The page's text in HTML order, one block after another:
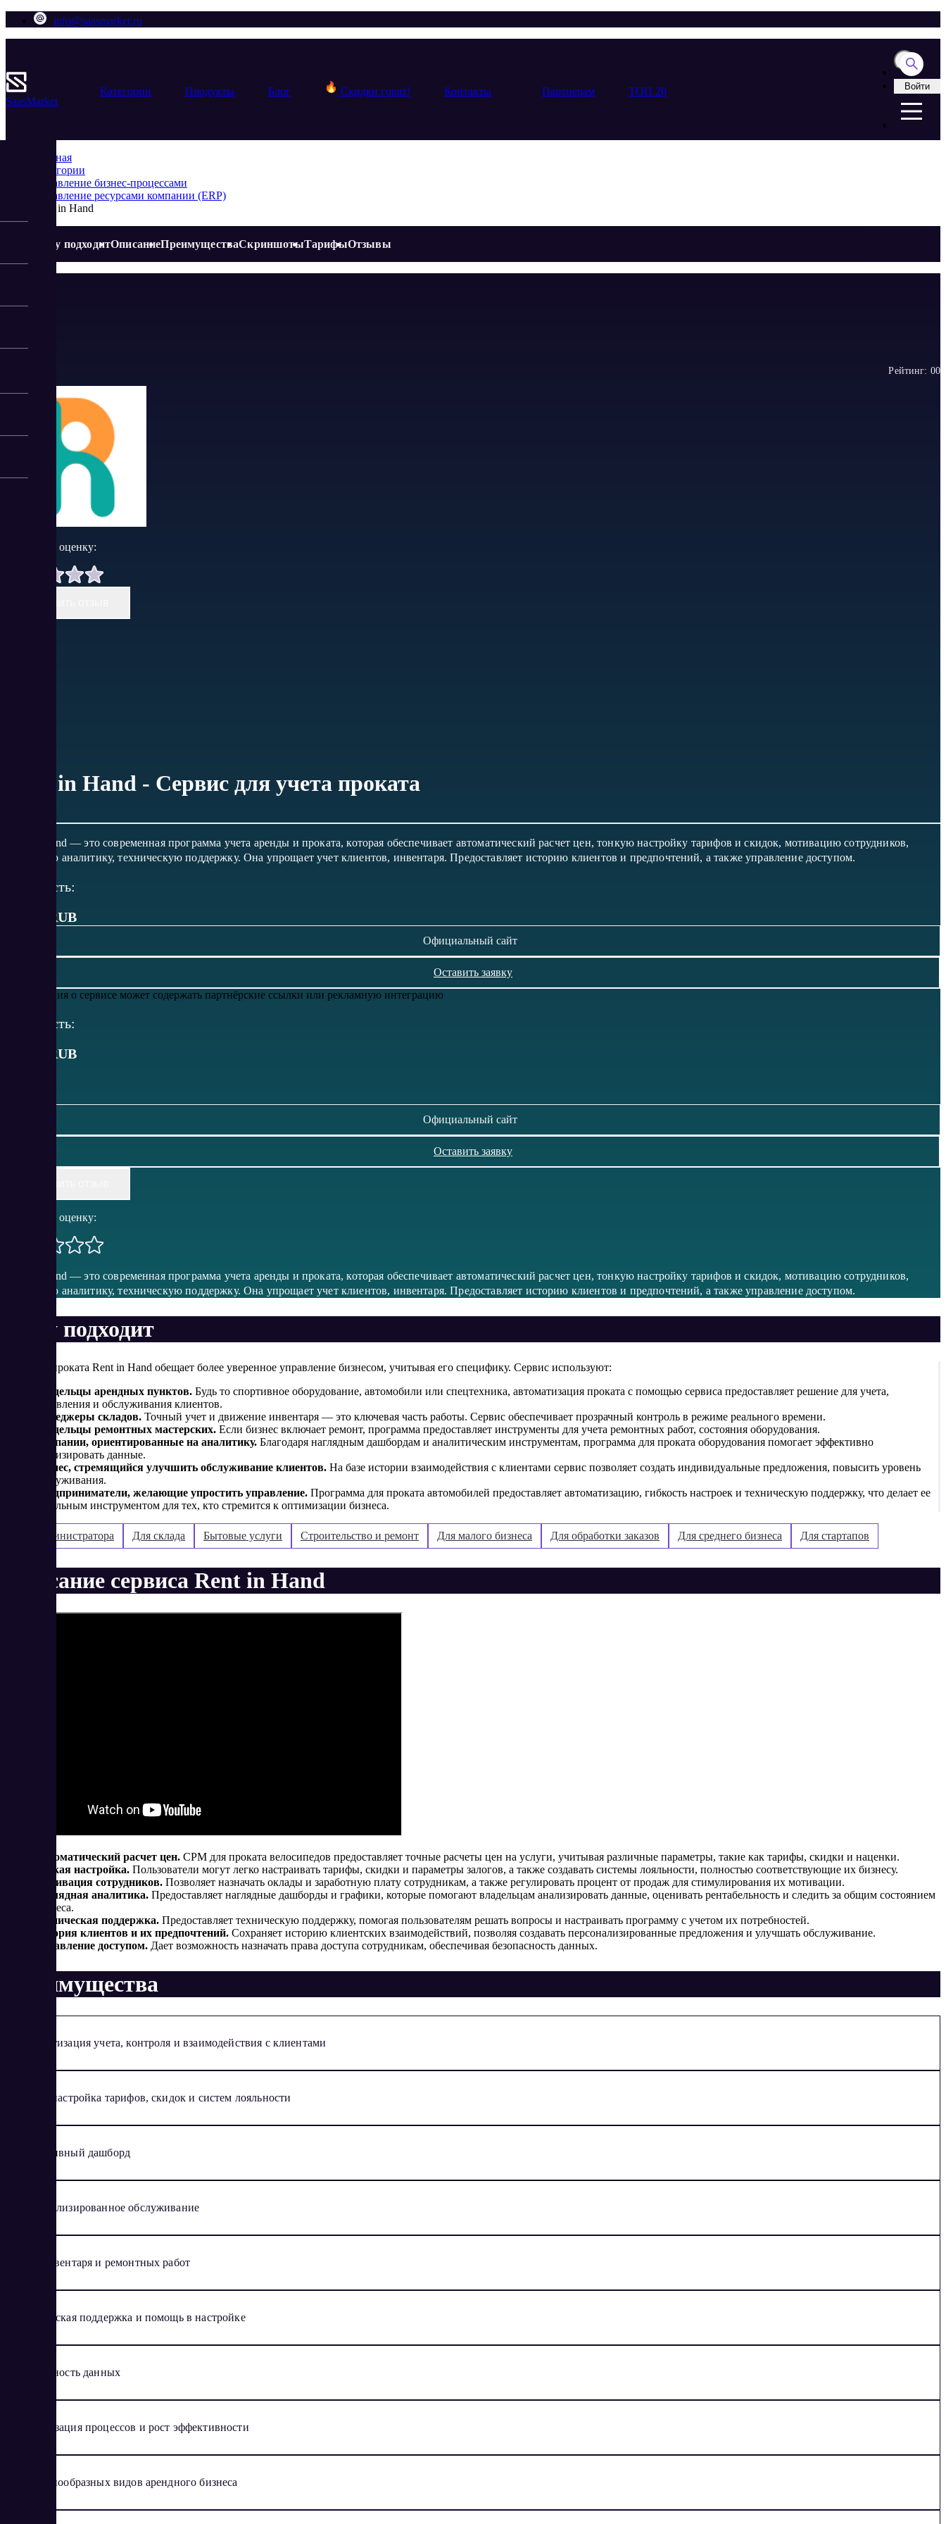
info@saasmarket.ru
SaasMarket
Категории Продукты Блог Скидки горят! Контакты Партнерам ТОП 20 Войти
Главная
Категории
Управление бизнес-процессами
Управление ресурсами компании (ERP)
Rent in Hand
Кому подходитОписаниеПреимуществаСкриншотыТарифыОтзывы
Рейтинг: 00
Поставить оценку:
Rent in Hand - Сервис для учета проката
Rent in Hand — это современная программа учета аренды и проката, которая обеспечивает автоматический расчет цен, тонкую настройку тарифов и скидок, мотивацию сотрудников,
наглядную аналитику, техническую поддержку. Она упрощает учет клиентов, инвентаря. Предоставляет историю клиентов и предпочтений, а также управление доступом.
Стоимость:
от 850 RUB
Официальный сайт
Оставить заявку
Информация о сервисе может содержать партнёрские ссылки или рекламную интеграцию
Стоимость:
RUB
Официальный сайт
Оставить заявку
Поставить оценку:
Rent in Hand — это современная программа учета аренды и проката, которая обеспечивает автоматический расчет цен, тонкую настройку тарифов и скидок, мотивацию сотрудников,
наглядную аналитику, техническую поддержку. Она упрощает учет клиентов, инвентаря. Предоставляет историю клиентов и предпочтений, а также управление доступом.
Кому подходит
СРМ для проката Rent in Hand обещает более уверенное управление бизнесом, учитывая его специфику. Сервис используют:
Владельцы арендных пунктов. Будь то спортивное оборудование, автомобили или спецтехника, автоматизация проката с помощью сервиса предоставляет решение для учета,
управления и обслуживания клиентов.
Менеджеры складов. Точный учет и движение инвентаря — это ключевая часть работы. Сервис обеспечивает прозрачный контроль в режиме реального времени.
Владельцы ремонтных мастерских. Если бизнес включает ремонт, программа предоставляет инструменты для учета ремонтных работ, состояния оборудования.
Компании, ориентированные на аналитику. Благодаря наглядным дашбордам и аналитическим инструментам, программа для проката оборудования помогает эффективно
анализировать данные.
Бизнес, стремящийся улучшить обслуживание клиентов. На базе истории взаимодействия с клиентами сервис позволяет создать индивидуальные предложения, повысить уровень
обслуживания.
Предприниматели, желающие упростить управление. Программа для проката автомобилей предоставляет автоматизацию, гибкость настроек и техническую поддержку, что делает ее
идеальным инструментом для тех, кто стремится к оптимизации бизнеса.
Для администратора Для склада Бытовые услуги Строительство и ремонт Для малого бизнеса Для обработки заказов Для среднего бизнеса Для стартапов
Описание сервиса Rent in Hand
Автоматический расчет цен. СРМ для проката велосипедов предоставляет точные расчеты цен на услуги, учитывая различные параметры, такие как тарифы, скидки и наценки.
Тонкая настройка. Пользователи могут легко настраивать тарифы, скидки и параметры залогов, а также создавать системы лояльности, полностью соответствующие их бизнесу.
Мотивация сотрудников. Позволяет назначать оклады и заработную плату сотрудникам, а также регулировать процент от продаж для стимулирования их мотивации.
Наглядная аналитика. Предоставляет наглядные дашборды и графики, которые помогают владельцам анализировать данные, оценивать рентабельность и следить за общим состоянием
бизнеса.
Техническая поддержка. Предоставляет техническую поддержку, помогая пользователям решать вопросы и настраивать программу с учетом их потребностей.
История клиентов и их предпочтений. Сохраняет историю клиентских взаимодействий, позволяя создавать персонализированные предложения и улучшать обслуживание.
Управление доступом. Дает возможность назначать права доступа сотрудникам, обеспечивая безопасность данных.
Преимущества
Автоматизация учета, контроля и взаимодействия с клиентами
Гибкая настройка тарифов, скидок и систем лояльности
Интуитивный дашборд
Персонализированное обслуживание
Учет инвентаря и ремонтных работ
Техническая поддержка и помощь в настройке
Безопасность данных
Оптимизация процессов и рост эффективности
Для разнообразных видов арендного бизнеса